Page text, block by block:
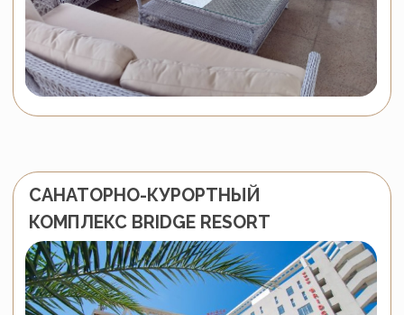
— это элегантное решение, устойчивое к
солнечным лучам и дождю, что делает её
идеальной для открытых террас. Она легко
сочетается с любым интерьером и
добавляет атмосферности, улучшая
впечатления от посещения ресторана.